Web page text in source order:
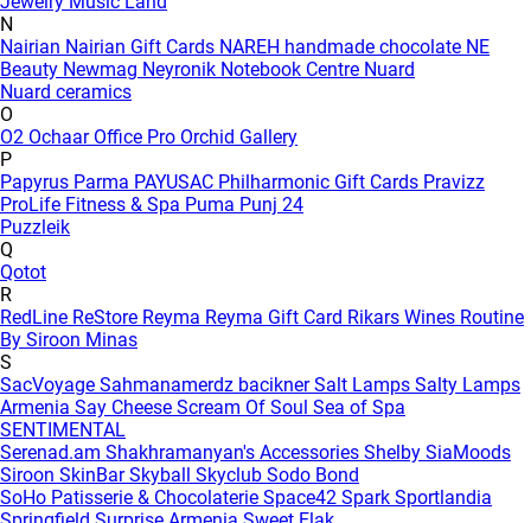
N
Nairian Nairian Gift Cards NAREH handmade chocolate NE
Beauty Newmag Neyronik Notebook Centre Nuard
Nuard ceramics
O
O2 Ochaar Office Pro Orchid Gallery
P
Papyrus Parma PAYUSAC Philharmonic Gift Cards Pravizz
ProLife Fitness & Spa Puma Punj 24
Puzzleik
Q
Qotot
R
RedLine ReStore Reyma Reyma Gift Card Rikars Wines Routine
By Siroon Minas
S
SacVoyage Sahmanamerdz baciknerSalt Lamps Salty Lamps
Armenia Say Cheese Scream Of Soul Sea of Spa
SENTIMENTAL
Serenad.am Shakhramanyan's Accessories Shelby SiaMoods
Siroon SkinBarSkyball Skyclub Sodo Bond
SoHo Patisserie & Chocolaterie Space42 Spark Sportlandia